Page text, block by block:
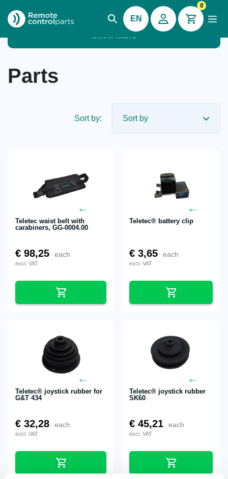
EN
0
Parts
Sort by:
Teletec waist belt with
carabiners, GG-0004.00
€ 98,25 each
excl. VAT
Teletec® battery clip
€ 3,65 each
excl. VAT
Teletec® joystick rubber for
G&T 434
€ 32,28 each
excl. VAT
Teletec® joystick rubber
SK60
€ 45,21 each
excl. VAT